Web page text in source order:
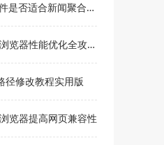
否适合新闻聚合平台
优化全攻略和操作实用技巧
径修改教程实用版
览器提高网页兼容性